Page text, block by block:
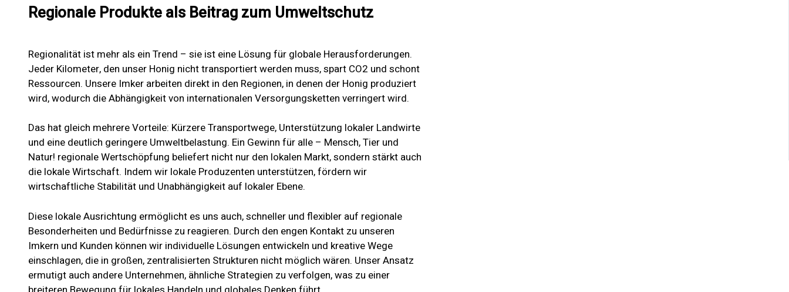
Regionale Produkte als Beitrag zum Umweltschutz
Regionalität ist mehr als ein Trend – sie ist eine Lösung für globale Herausforderungen.
Jeder Kilometer, den unser Honig nicht transportiert werden muss, spart CO2 und schont
Ressourcen. Unsere Imker arbeiten direkt in den Regionen, in denen der Honig produziert
wird, wodurch die Abhängigkeit von internationalen Versorgungsketten verringert wird.
Das hat gleich mehrere Vorteile: Kürzere Transportwege, Unterstützung lokaler Landwirte
und eine deutlich geringere Umweltbelastung. Ein Gewinn für alle – Mensch, Tier und
Natur! regionale Wertschöpfung beliefert nicht nur den lokalen Markt, sondern stärkt auch
die lokale Wirtschaft. Indem wir lokale Produzenten unterstützen, fördern wir
wirtschaftliche Stabilität und Unabhängigkeit auf lokaler Ebene.
Diese lokale Ausrichtung ermöglicht es uns auch, schneller und flexibler auf regionale
Besonderheiten und Bedürfnisse zu reagieren. Durch den engen Kontakt zu unseren
Imkern und Kunden können wir individuelle Lösungen entwickeln und kreative Wege
einschlagen, die in großen, zentralisierten Strukturen nicht möglich wären. Unser Ansatz
ermutigt auch andere Unternehmen, ähnliche Strategien zu verfolgen, was zu einer